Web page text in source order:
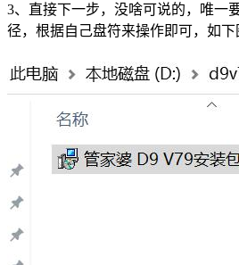
3、直接下一步，没啥可说的，唯一
径，根据自己盘符来操作即可，如下